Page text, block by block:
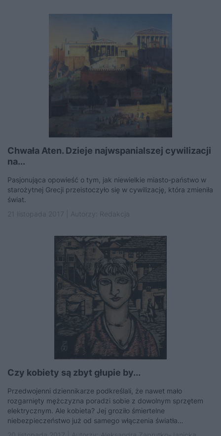
Chwała Aten. Dzieje najwspanialszej cywilizacji
na...
Pasjonująca opowieść o tym, jak niewielkie miasto-państwo w
starożytnej Grecji przeistoczyło się w cywilizację, która zmieniła
świat.
Czy kobiety są zbyt głupie by...
Przedwojenni dziennikarze podkreślali, że nawet mało
rozgarnięty mężczyzna poradzi sobie z dowolnym sprzętem
elektrycznym. Ale kobieta? Jej groziło śmiertelne
niebezpieczeństwo już od samego włączenia światła…